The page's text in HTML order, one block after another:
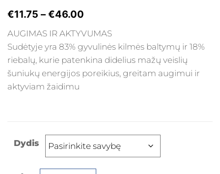
€11.75 – €46.00
AUGIMAS IR AKTYVUMAS
Sudėtyje yra 83% gyvulinės kilmės baltymų ir 18%
riebalų, kurie patenkina didelius mažų veislių
šuniukų energijos poreikius, greitam augimui ir
aktyviam žaidimu
Dydis